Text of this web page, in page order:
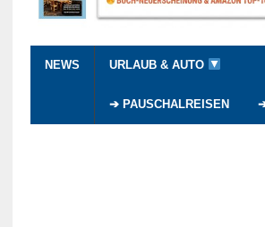
NEWS URLAUB & AUTO
➔ PAUSCHALREISEN